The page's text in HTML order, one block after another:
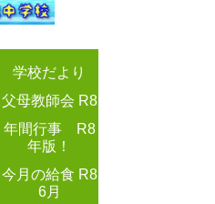
学校だより
父母教師会 R8
年間行事 R8
年版！
今月の給食 R8
6月